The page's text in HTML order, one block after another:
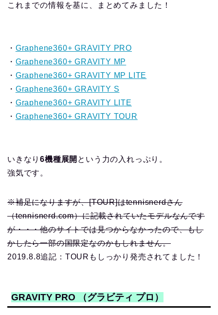
これまでの情報を基に、まとめてみました！
・ Graphene360+ GRAVITY PRO
・ Graphene360+ GRAVITY MP
・ Graphene360+ GRAVITY MP LITE
・ Graphene360+ GRAVITY S
・ Graphene360+ GRAVITY LITE
・ Graphene360+ GRAVITY TOUR
いきなり6機種展開 という力の入れっぷり。
強気です。
※補足になりますが、[TOUR]はtennisnerdさん
（tennisnerd.com）に記載されていたモデルなんです
が・・・他のサイトでは見つからなかったので、もし
かしたら一部の国限定なのかもしれません。
2019.8.8追記：TOURもしっかり発売されてました！
GRAVITY PRO （グラビティ プロ）